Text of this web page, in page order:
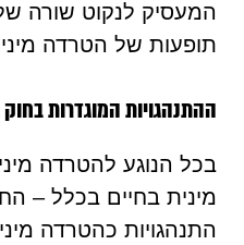
המעסיק לנקוט שורה
תופעות של הטרדה
ההתנהגויות המוגדרות
בכל הנוגע להטרדה
מינית בחיים בכלל –
התנהגויות כהטרדה